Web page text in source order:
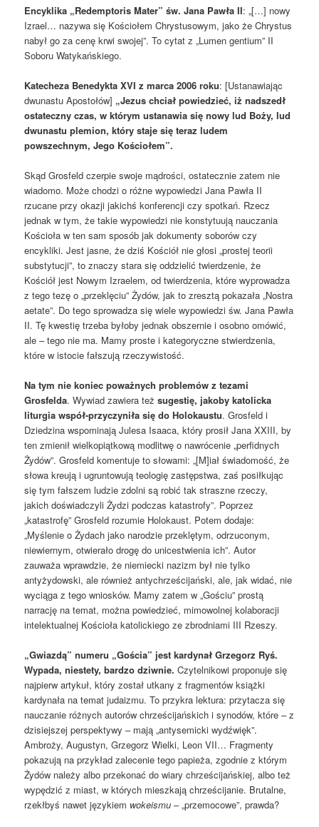
Encyklika „Redemptoris Mater” św. Jana Pawła II: „[…] nowy
Izrael… nazywa się Kościołem Chrystusowym, jako że Chrystus
nabył go za cenę krwi swojej”. To cytat z „Lumen gentium” II
Soboru Watykańskiego.
Katecheza Benedykta XVI z marca 2006 roku: [Ustanawiając
dwunastu Apostołów] „Jezus chciał powiedzieć, iż nadszedł
ostateczny czas, w którym ustanawia się nowy lud Boży, lud
dwunastu plemion, który staje się teraz ludem
powszechnym, Jego Kościołem”.
Skąd Grosfeld czerpie swoje mądrości, ostatecznie zatem nie
wiadomo. Może chodzi o różne wypowiedzi Jana Pawła II
rzucane przy okazji jakichś konferencji czy spotkań. Rzecz
jednak w tym, że takie wypowiedzi nie konstytuują nauczania
Kościoła w ten sam sposób jak dokumenty soborów czy
encykliki. Jest jasne, że dziś Kościół nie głosi „prostej teorii
substytucji”, to znaczy stara się oddzielić twierdzenie, że
Kościół jest Nowym Izraelem, od twierdzenia, które wyprowadza
z tego tezę o „przeklęciu” Żydów, jak to zresztą pokazała „Nostra
aetate”. Do tego sprowadza się wiele wypowiedzi św. Jana Pawła
II. Tę kwestię trzeba byłoby jednak obszernie i osobno omówić,
ale – tego nie ma. Mamy proste i kategoryczne stwierdzenia,
które w istocie fałszują rzeczywistość.
Na tym nie koniec poważnych problemów z tezami
Grosfelda. Wywiad zawiera teżsugestię, jakoby katolicka
liturgia współ-przyczyniła się do Holokaustu. Grosfeld i
Dziedzina wspominają Julesa Isaaca, który prosił Jana XXIII, by
ten zmienił wielkopiątkową modlitwę o nawrócenie „perfidnych
Żydów”. Grosfeld komentuje to słowami: „[M]iał świadomość, że
słowa kreują i ugruntowują teologię zastępstwa, zaś posiłkując
się tym fałszem ludzie zdolni są robić tak straszne rzeczy,
jakich doświadczyli Żydzi podczas katastrofy”. Poprzez
„katastrofę” Grosfeld rozumie Holokaust. Potem dodaje:
„Myślenie o Żydach jako narodzie przeklętym, odrzuconym,
niewiernym, otwierało drogę do unicestwienia ich”. Autor
zauważa wprawdzie, że niemiecki nazizm był nie tylko
antyżydowski, ale również antychrześcijański, ale, jak widać, nie
wyciąga z tego wniosków. Mamy zatem w „Gościu” prostą
narrację na temat, można powiedzieć, mimowolnej kolaboracji
intelektualnej Kościoła katolickiego ze zbrodniami III Rzeszy.
„Gwiazdą” numeru „Gościa” jest kardynał Grzegorz Ryś.
Wypada, niestety, bardzo dziwnie. Czytelnikowi proponuje się
najpierw artykuł, który został utkany z fragmentów książki
kardynała na temat judaizmu. To przykra lektura: przytacza się
nauczanie różnych autorów chrześcijańskich i synodów, które – z
dzisiejszej perspektywy – mają „antysemicki wydźwięk”.
Ambroży, Augustyn, Grzegorz Wielki, Leon VII… Fragmenty
pokazują na przykład zalecenie tego papieża, zgodnie z którym
Żydów należy albo przekonać do wiary chrześcijańskiej, albo też
wypędzić z miast, w których mieszkają chrześcijanie. Brutalne,
rzekłbyś nawet językiem wokeismu – „przemocowe”, prawda?